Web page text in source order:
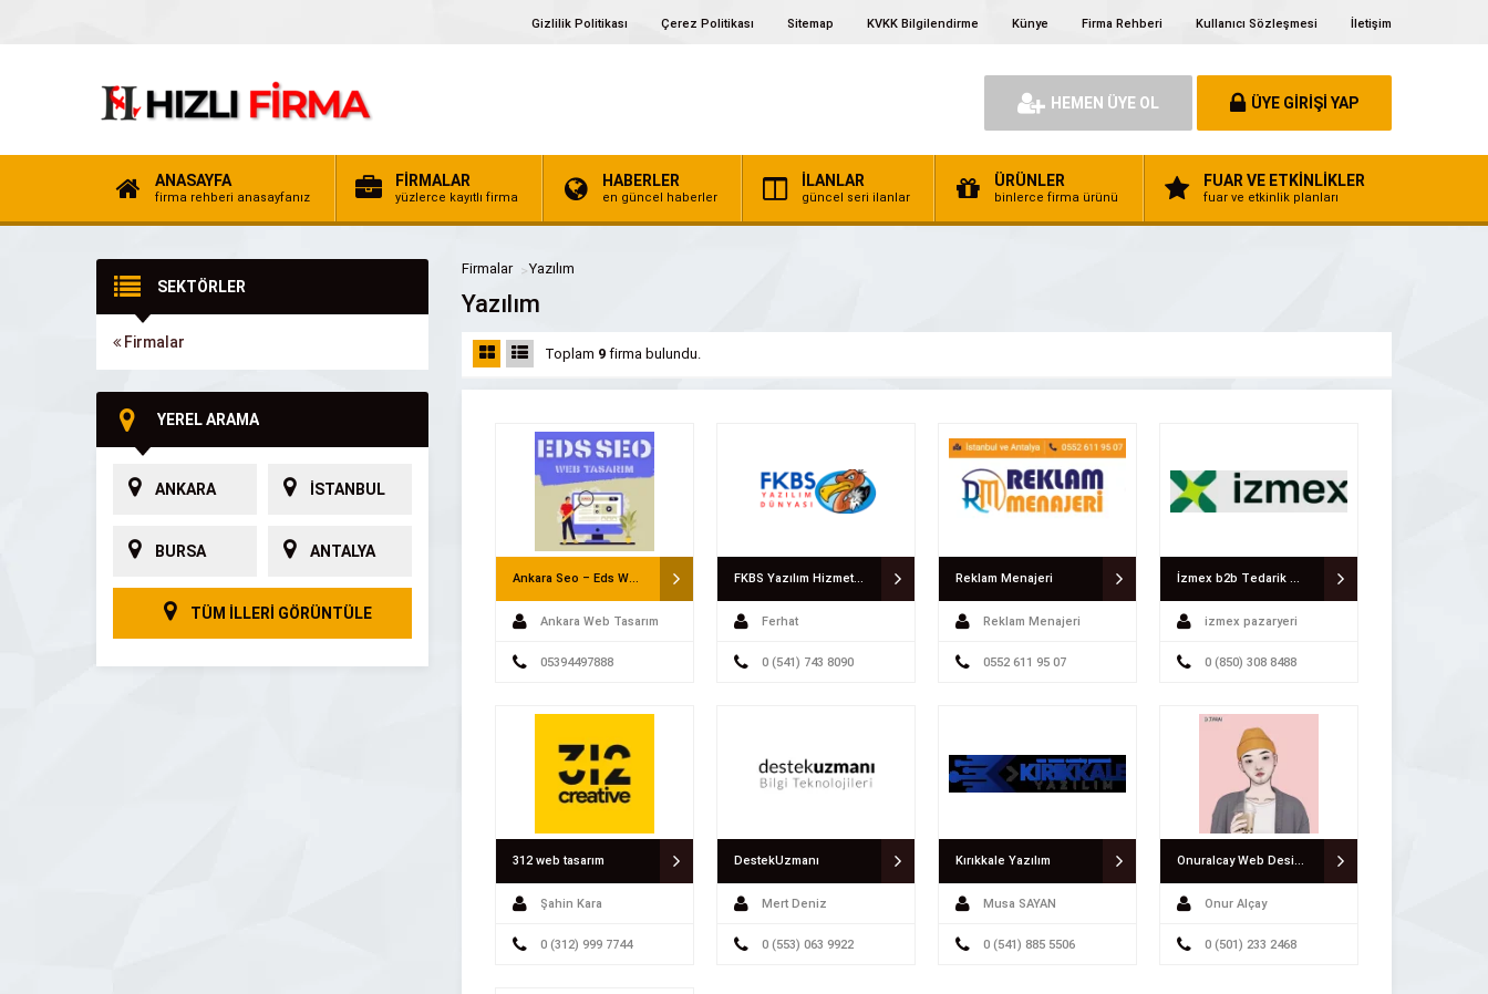
Gizlilik Politikası Çerez Politikası Sitemap KVKK Bilgilendirme Künye Firma Rehberi Kullanıcı Sözleşmesi İletişim
HEMEN ÜYE OL ÜYE GİRİŞİ YAP
ANASAYFA
firma rehberi anasayfanız
FİRMALAR
yüzlerce kayıtlı firma
HABERLER
en güncel haberler
İLANLAR
güncel seri ilanlar
ÜRÜNLER
binlerce firma ürünü
FUAR VE ETKİNLİKLER
fuar ve etkinlik planları
SEKTÖRLER
Firmalar
YEREL ARAMA
ANKARA İSTANBUL
BURSA ANTALYA
TÜM İLLERİ GÖRÜNTÜLE
Firmalar Yazılım
Yazılım
Toplam 9 firma bulundu.
Ankara Seo – Eds Web Tasarım
Ankara Web Tasarım
05394497888
FKBS Yazılım Hizmetleri
Ferhat
0 (541) 743 8090
Reklam Menajeri
Reklam Menajeri
0552 611 95 07
İzmex b2b Tedarik Zinciri
izmex pazaryeri
0 (850) 308 8488
312 web tasarım
Şahin Kara
0 (312) 999 7744
DestekUzmanı
Mert Deniz
0 (553) 063 9922
Kırıkkale Yazılım
Musa SAYAN
0 (541) 885 5506
Onuralcay Web Design & Developer
Onur Alçay
0 (501) 233 2468